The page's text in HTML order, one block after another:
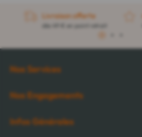
Livraison offerte
dès 49 € en point retrait
1
Nos Services
Nos Engagements
Infos Générales